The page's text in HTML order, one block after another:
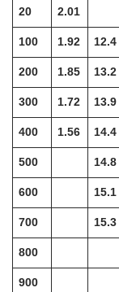
20 2.01
100 1.92 12.4
200 1.85 13.2
300 1.72 13.9
400 1.56 14.4
500 14.8
600 15.1
700 15.3
800
900